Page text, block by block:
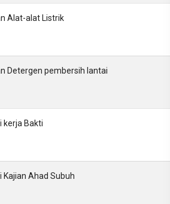
Alat-alat Listrik
Detergen pembersih lantai
kerja Bakti
Kajian Ahad Subuh